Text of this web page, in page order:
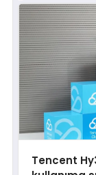
Tencent